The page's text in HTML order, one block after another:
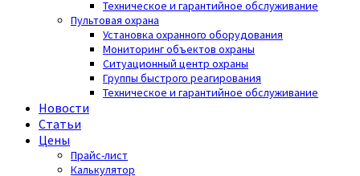
Техническое и гарантийное обслуживание
Пультовая охрана
Установка охранного оборудования
Мониторинг объектов охраны
Ситуационный центр охраны
Группы быстрого реагирования
Техническое и гарантийное обслуживание
Новости
Статьи
Цены
Прайс-лист
Калькулятор